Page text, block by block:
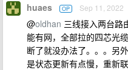
huaes OP Sep 11, 2022
@oldhan 三线接入两台路
能有网，全部拉的四芯光
断了就没办法了。。。另
是状态更新有点慢，重新